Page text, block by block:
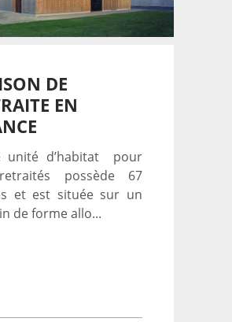
DE
EN
unité d’habitat pour
possède 67
et est située sur un
de forme allo...